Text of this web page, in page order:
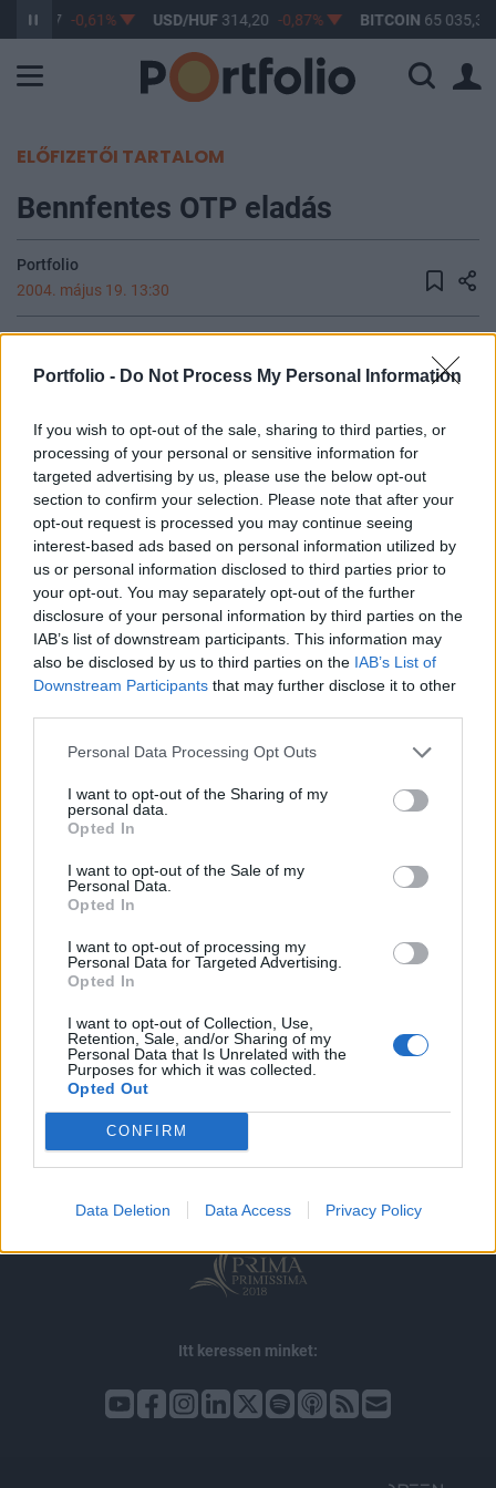
Portfolio - Do Not Process My Personal Information
If you wish to opt-out of the sale, sharing to third parties, or
processing of your personal or sensitive information for
targeted advertising by us, please use the below opt-out
section to confirm your selection. Please note that after your
opt-out request is processed you may continue seeing
interest-based ads based on personal information utilized by
us or personal information disclosed to third parties prior to
your opt-out. You may separately opt-out of the further
disclosure of your personal information by third parties on the
IAB’s list of downstream participants. This information may
also be disclosed by us to third parties on the IAB’s List of
Downstream Participants that may further disclose it to other
Personal Data Processing Opt Outs
I want to opt-out of the Sharing of my
personal data.
Opted In
I want to opt-out of the Sale of my
Personal Data.
Opted In
I want to opt-out of processing my
Personal Data for Targeted Advertising.
Opted In
I want to opt-out of Collection, Use,
Retention, Sale, and/or Sharing of my
Personal Data that Is Unrelated with the
Purposes for which it was collected.
Opted Out
CONFIRM
Data Deletion Data Access Privacy Policy
363,17 -0,61% USD/HUF 314,20 -0,87% BITCOIN 65 035,30
ELŐFIZETŐI TARTALOM
Bennfentes OTP eladás
Portfolio
2004. május 19. 13:30
Rt. Igazgatóságának tagja az OTP Bank, mint
Ft/darab egységáron 5,000 darab OTP
törzsrészvényt értékesített.
KEDVES OLVASÓNK!
A keresett cikk a portfolio.hu hírarchívumához
tartozik, melynek olvasása előfizetéses
regisztrációhoz kötött.
Az előfizetés a következőket tartalmazza:
Portfolio.hu teljes cikkarchívum
Kötéslisták: BÉT elmúlt 2 év napon belüli
MÁR ELŐFIZETŐNK VAGY?
jogi nyilatkozat
adatvédelem
szerzői jogok
Itt keressen minket: